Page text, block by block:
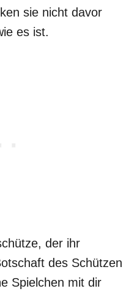
sie nicht davor
es ist.
der ihr
des Schützen
Spielchen mit dir